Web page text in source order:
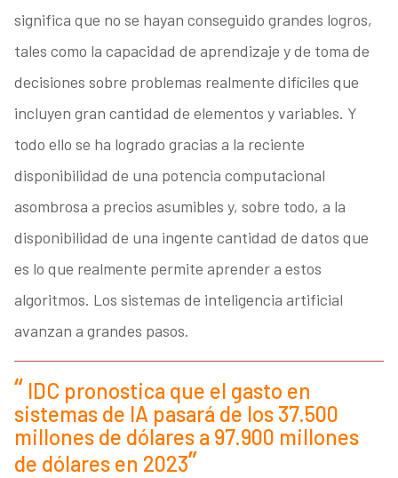
significa que no se hayan conseguido grandes logros,
tales como la capacidad de aprendizaje y de toma de
decisiones sobre problemas realmente difíciles que
incluyen gran cantidad de elementos y variables. Y
todo ello se ha logrado gracias a la reciente
disponibilidad de una potencia computacional
asombrosa a precios asumibles y, sobre todo, a la
disponibilidad de una ingente cantidad de datos que
es lo que realmente permite aprender a estos
algoritmos. Los sistemas de inteligencia artificial
avanzan a grandes pasos.
IDC pronostica que el gasto en
sistemas de IA pasará de los 37.500
millones de dólares a 97.900 millones
de dólares en 2023